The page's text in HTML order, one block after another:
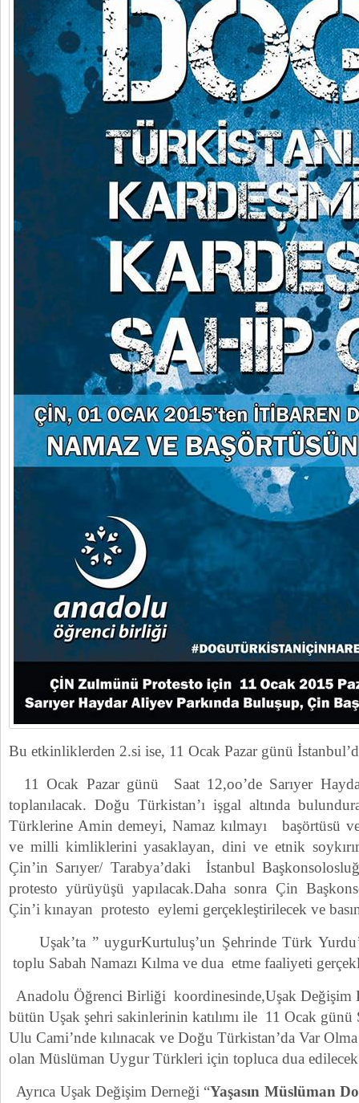
Bu etkinliklerden 2.si ise, 11 Ocak Pazar günü
11 Ocak Pazar günü Saat 12,oo’de Sarıyer
toplanılacak. Doğu Türkistan’ı işgal altında
Türklerine Amin demeyi, Namaz kılmayı başörtüsü
ve milli kimliklerini yasaklayan, dini ve etnik
Çin’in Sarıyer/ Tarabya’daki İstanbul
protesto yürüyüşü yapılacak.Daha sonra Çin
Çin’i kınayan protesto eylemi gerçekleştirilecek ve basın
Uşak’ta ” uygurKurtuluş’un Şehrinde Türk
toplu Sabah Namazı Kılma ve dua etme faaliyeti
Anadolu Öğrenci Birliği koordinesinde,Uşak Değişim
bütün Uşak şehri sakinlerinin katılımı ile 11 Ocak günü
Ulu Cami’nde kılınacak ve Doğu Türkistan’da Var
olan Müslüman Uygur Türkleri için topluca dua
Ayrıca Uşak Değişim Derneği “Yaşasın Müslüman